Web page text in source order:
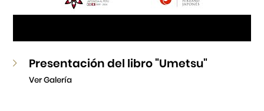
Presentación del libro "Umetsu"
Ver Galería